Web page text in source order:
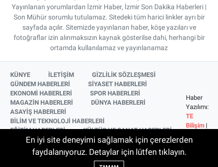
Yayınlanan yorumlardan İzmir Haber, İzmir Son Dakika Haberleri |
Son Mühür sorumlu tutulamaz. Sitedeki tüm harici linkler ayrı bir
sayfada açılır. Sitemizde yayınlanan haber, köşe yazıları ve
fotoğraflar izin alınmaksızın kaynak gösterilse dahi, herhangi bir
ortamda kullanılamaz ve yayınlanamaz
KÜNYE İLETİŞİM
GİZLİLİK SÖZLEŞMESİ
GÜNDEM HABERLERİ
SİYASET HABERLERİ
EKONOMİ HABERLERİ
SPOR HABERLERİ
MAGAZİN HABERLERİ
DÜNYA HABERLERİ
ASAYİŞ HABERLERİ
BİLİM VE TEKNOLOJİ HABERLERİ
EĞİTİM HABERLERİ
KÜLTÜR VE SANAT HABERLERİ
SAĞLIK HABERLERİ
YAŞAM HABERLERİ
YEREL HABERLER
İZMİR HABERLERİ
SİNEMA VE TELEVİZYON HABERLERİ
Haber
Yazılımı:
TE
Bilişim |
© 2026
En iyi site deneyimi sağlamak için çerezlerden
faydalanıyoruz. Detaylar için lütfen tıklayın.